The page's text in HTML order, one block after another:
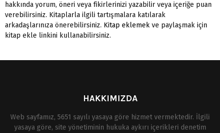
hakkında yorum, öneri veya fikirlerinizi yazabilir veya içeriğe puan
verebilirsiniz. Kitaplarla ilgili tartışmalara katılarak
arkadaşlarınıza önerebilirsiniz. Kitap eklemek ve paylaşmak için
kitap ekle linkini kullanabilirsiniz.
HAKKIMIZDA
Web sayfamız, 5651 sayılı yasaya göre hizmet vermektedir. İlgili
yasaya göre, site yönetiminin hukuka aykırı içerikleri denetim